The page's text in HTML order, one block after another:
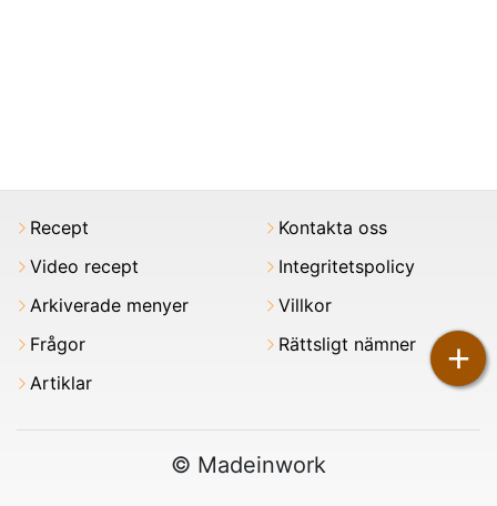
+
Recept
Video recept
Arkiverade menyer
Frågor
Artiklar
Kontakta oss
Integritetspolicy
Villkor
Rättsligt nämner
© Madeinwork